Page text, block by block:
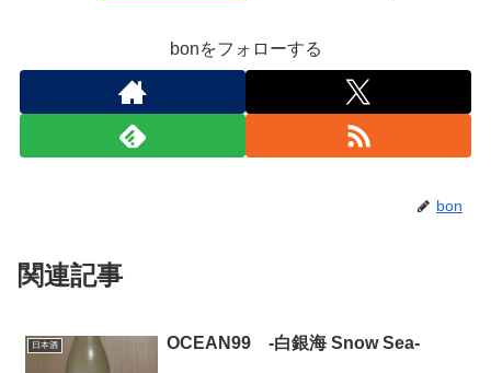
bonをフォローする
bon
関連記事
日本酒 OCEAN99 -白銀海 Snow Sea-